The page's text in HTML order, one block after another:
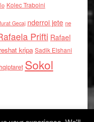
Kolec Traboini
Gecaj nderroi jete ne
Prifti Rafael
reshat kripa Sadik Elshani
Sokol